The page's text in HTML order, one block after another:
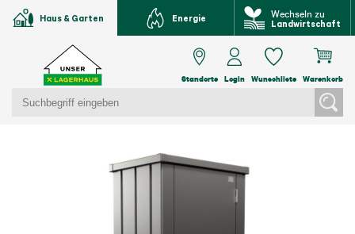
Haus & Garten Energie Wechseln zu
Landwirtschaft
Standorte Login Wunschliste Warenkorb